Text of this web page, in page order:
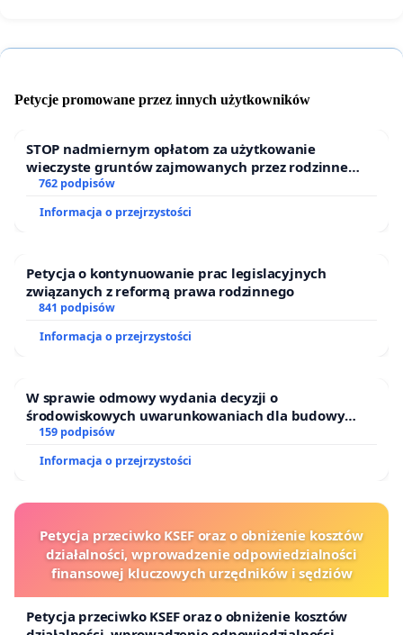
Petycje promowane przez innych użytkowników
STOP nadmiernym opłatom za użytkowanie
wieczyste gruntów zajmowanych przez rodzinne
ogrody działkowe.
762 podpisów
Informacja o przejrzystości
Petycja o kontynuowanie prac legislacyjnych
związanych z reformą prawa rodzinnego
841 podpisów
Informacja o przejrzystości
W sprawie odmowy wydania decyzji o
środowiskowych uwarunkowaniach dla budowy
zakładu wytwarzania biometanu „Krynki” w
Ostrowiu Południowym oraz ochrony mieszkańców i
Puszczy Knyszyńskiej
159 podpisów
Informacja o przejrzystości
Petycja przeciwko KSEF oraz o obniżenie kosztów
działalności, wprowadzenie odpowiedzialności
finansowej kluczowych urzędników i sędziów
Petycja przeciwko KSEF oraz o obniżenie kosztów